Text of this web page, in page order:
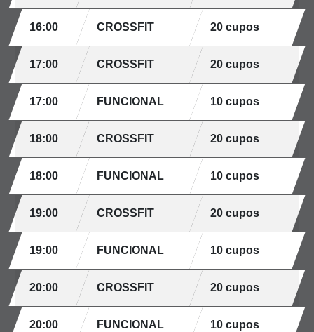
16:00 CROSSFIT 20 cupos
17:00 CROSSFIT 20 cupos
17:00 FUNCIONAL 10 cupos
18:00 CROSSFIT 20 cupos
18:00 FUNCIONAL 10 cupos
19:00 CROSSFIT 20 cupos
19:00 FUNCIONAL 10 cupos
20:00 CROSSFIT 20 cupos
20:00 FUNCIONAL 10 cupos